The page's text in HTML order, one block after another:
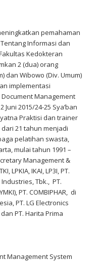
pemahaman
Informasi dan
Kedokteran
2 (dua) orang
dan Wibowo (Div. Umum)
implementasi
Management
Juni 2015/24-25 Sya’ban
Praktisi dan trainer
21 tahun menjadi
pelatihan swasta,
mulai tahun 1991 –
Management &
LPKIA, IKAI, LP3I, PT.
Tbk., PT.
PT. COMBIPHAR, di
PT. LG Electronics
PT. Harita Prima
Management System